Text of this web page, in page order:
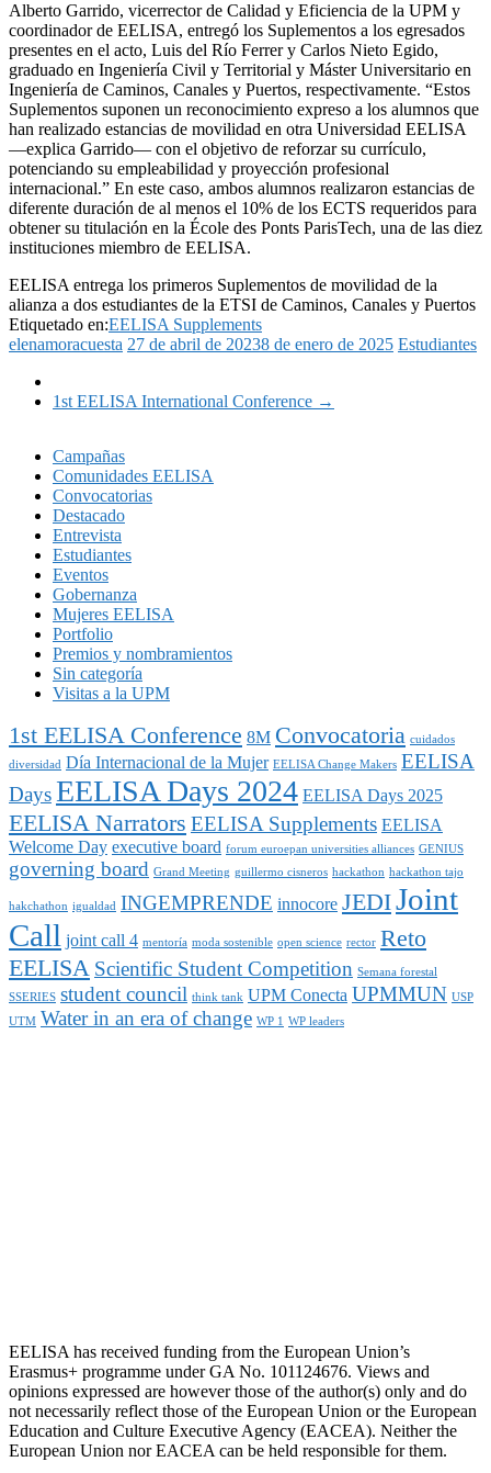
Alberto Garrido, vicerrector de Calidad y Eficiencia de la UPM y
coordinador de EELISA, entregó los Suplementos a los egresados
presentes en el acto, Luis del Río Ferrer y Carlos Nieto Egido,
graduado en Ingeniería Civil y Territorial y Máster Universitario en
Ingeniería de Caminos, Canales y Puertos, respectivamente. “Estos
Suplementos suponen un reconocimiento expreso a los alumnos que
han realizado estancias de movilidad en otra Universidad EELISA
—explica Garrido— con el objetivo de reforzar su currículo,
potenciando su empleabilidad y proyección profesional
internacional.” En este caso, ambos alumnos realizaron estancias de
diferente duración de al menos el 10% de los ECTS requeridos para
obtener su titulación en la École des Ponts ParisTech, una de las diez
instituciones miembro de EELISA.
EELISA entrega los primeros Suplementos de movilidad de la
alianza a dos estudiantes de la ETSI de Caminos, Canales y Puertos
Etiquetado en:EELISA Supplements
elenamoracuesta 27 de abril de 20238 de enero de 2025 Estudiantes
1st EELISA International Conference →
Campañas
Comunidades EELISA
Convocatorias
Destacado
Entrevista
Estudiantes
Eventos
Gobernanza
Mujeres EELISA
Portfolio
Premios y nombramientos
Sin categoría
Visitas a la UPM
1st EELISA Conference 8M Convocatoria cuidados
diversidad Día Internacional de la Mujer EELISA Change Makers EELISA
DaysEELISA Days 2024 EELISA Days 2025
EELISA Narrators EELISA Supplements EELISA
Welcome Day executive board forum euroepan universities alliances GENIUS
governing board Grand Meeting guillermo cisneros hackathon hackathon tajo
hakchathon igualdad INGEMPRENDE innocore JEDIJoint
Call joint call 4 mentoría moda sostenible open science rector Reto
EELISA Scientific Student Competition Semana forestal
SSERIES student council think tank UPM Conecta UPMMUN USP
UTM Water in an era of change WP 1 WP leaders
EELISA has received funding from the European Union’s
Erasmus+ programme under GA No. 101124676. Views and
opinions expressed are however those of the author(s) only and do
not necessarily reflect those of the European Union or the European
Education and Culture Executive Agency (EACEA). Neither the
European Union nor EACEA can be held responsible for them.